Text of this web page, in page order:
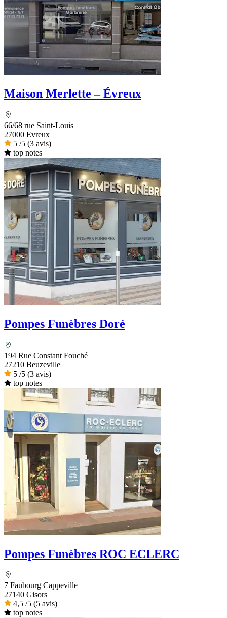
Maison Merlette – Évreux
66/68 rue Saint-Louis
27000 Evreux
5 /5 (3 avis)
top notes
Pompes Funèbres Doré
194 Rue Constant Fouché
27210 Beuzeville
5 /5 (3 avis)
top notes
Pompes Funèbres ROC ECLERC
7 Faubourg Cappeville
27140 Gisors
4,5 /5 (5 avis)
top notes